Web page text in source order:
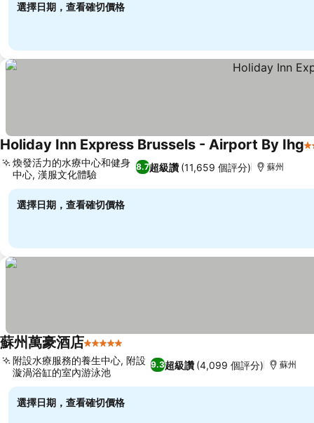
選擇日期，查看確切價格
Holiday Inn Express Brussels - Airport By Ihg5
8.7超級讚 (11,659 個評分)
煥發活力的水療中心和健身
中心, 漢服文化體驗
蘇州
選擇日期，查看確切價格
蘇州萬豪酒店5 星級
9.3超級讚 (4,099 個評分)
附設水療服務的養生中心, 附設
漩渦浴缸的室內游泳池
蘇州
選擇日期，查看確切價格